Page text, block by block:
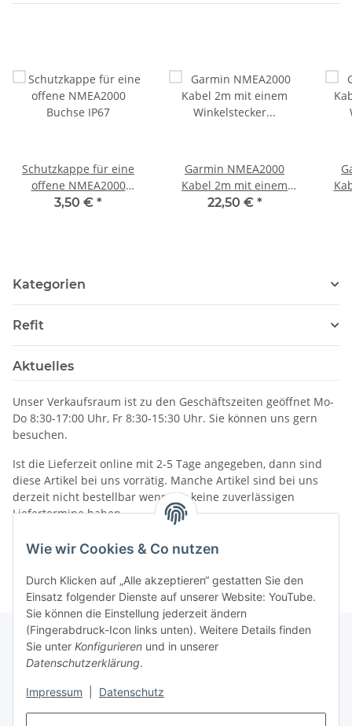
Wie wir Cookies & Co nutzen
Durch Klicken auf „Alle akzeptieren“ gestatten Sie den
Einsatz folgender Dienste auf unserer Website: YouTube.
Sie können die Einstellung jederzeit ändern
(Fingerabdruck-Icon links unten). Weitere Details finden
Sie unter Konfigurieren und in unserer
Datenschutzerklärung.
Impressum Datenschutz
Schutzkappe für eine
offene NMEA2000
Buchse IP67
3,50 € *
Garmin NMEA2000
Kabel 2m mit einem
Winkelstecker 010-
22,50 € *
Kategorien
Refit
Aktuelles
Unser Verkaufsraum ist zu den Geschäftszeiten geöffnet Mo-
Do 8:30-17:00 Uhr, Fr 8:30-15:30 Uhr. Sie können uns gern
besuchen.
Ist die Lieferzeit online mit 2-5 Tage angegeben, dann sind
diese Artikel bei uns vorrätig. Manche Artikel sind bei uns
derzeit nicht bestellbar wenn wir keine zuverlässigen
Liefertermine haben.
Informationen
Gesetzliche Informationen